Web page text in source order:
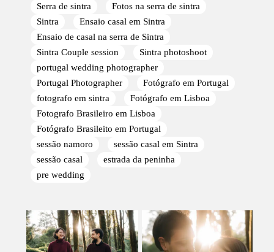
Serra de sintra
Fotos na serra de sintra
Sintra
Ensaio casal em Sintra
Ensaio de casal na serra de Sintra
Sintra Couple session
Sintra photoshoot
portugal wedding photographer
Portugal Photographer
Fotógrafo em Portugal
fotografo em sintra
Fotógrafo em Lisboa
Fotografo Brasileiro em Lisboa
Fotógrafo Brasileito em Portugal
sessão namoro
sessão casal em Sintra
sessão casal
estrada da peninha
pre wedding